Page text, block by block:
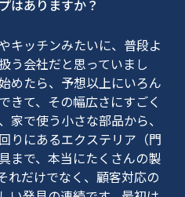
はありますか？
キッチンみたいに、普段よ
う会社だと思っていまし
めたら、予想以上にいろん
きて、その幅広さにすごく
家で使う小さな部品から、
りにあるエクステリア（門
まで、本当にたくさんの製
れだけでなく、顧客対応の